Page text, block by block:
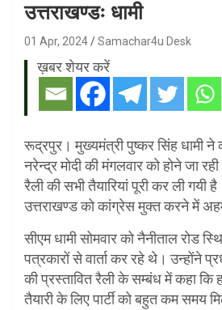
उत्तराखण्डः धामी
01 Apr, 2024 Samachar4u Desk
ख़बर शेयर करें
रूद्रपुर। मुख्यमंत्री पुष्कर सिंह धामी ने
नरेन्द्र मोदी की मंगलवार को होने जा रही
रैली की सभी तैयारियां पूरी कर ली गयी
उत्तराखण्ड को कांग्रेस मुक्त करने में
सीएम धामी सोमवार को नैनीताल रोड
पत्रकारों से वार्ता कर रहे थे। उन्होंने
की प्रस्तावित रैली के सम्बंध में कहा कि
तैयारी के लिए पार्टी को बहुत कम समय